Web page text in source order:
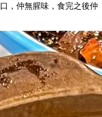
，仲無腥味，食完之後仲